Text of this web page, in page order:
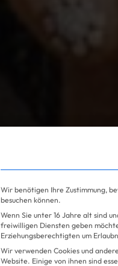
Wir benötigen Ihre Zustimmung,
besuchen können.
Wenn Sie unter 16 Jahre alt sind
freiwilligen Diensten geben
Erziehungsberechtigten um
Wir verwenden Cookies und
Website. Einige von ihnen sind